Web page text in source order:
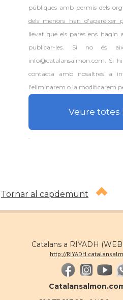
públiques amb permís dels
dels menors han d'aparèixer
llevat que els pares ens
publicar-les. Si no és
info@catalansalmon.com. Si
contacta amb nosaltres a
l'eliminarem o la modificarem
Veure totes
Tornar al capdemunt
Catalans a RIYADH
http://